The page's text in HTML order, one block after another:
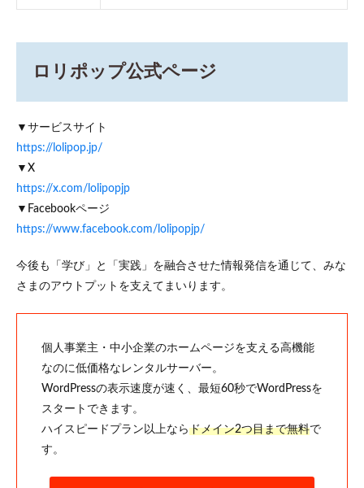
ロリポップ公式ページ
▼サービスサイト
https://lolipop.jp/
▼X
https://x.com/lolipopjp
▼Facebookページ
https://www.facebook.com/lolipopjp/
今後も「学び」と「実践」を融合させた情報発信を通じて、みな
さまのアウトプットを支えてまいります。
個人事業主・中小企業のホームページを支える高機能
なのに低価格なレンタルサーバー。
WordPressの表示速度が速く、最短60秒でWordPressを
スタートできます。
ハイスピードプラン以上ならドメイン2つ目まで無料で
す。